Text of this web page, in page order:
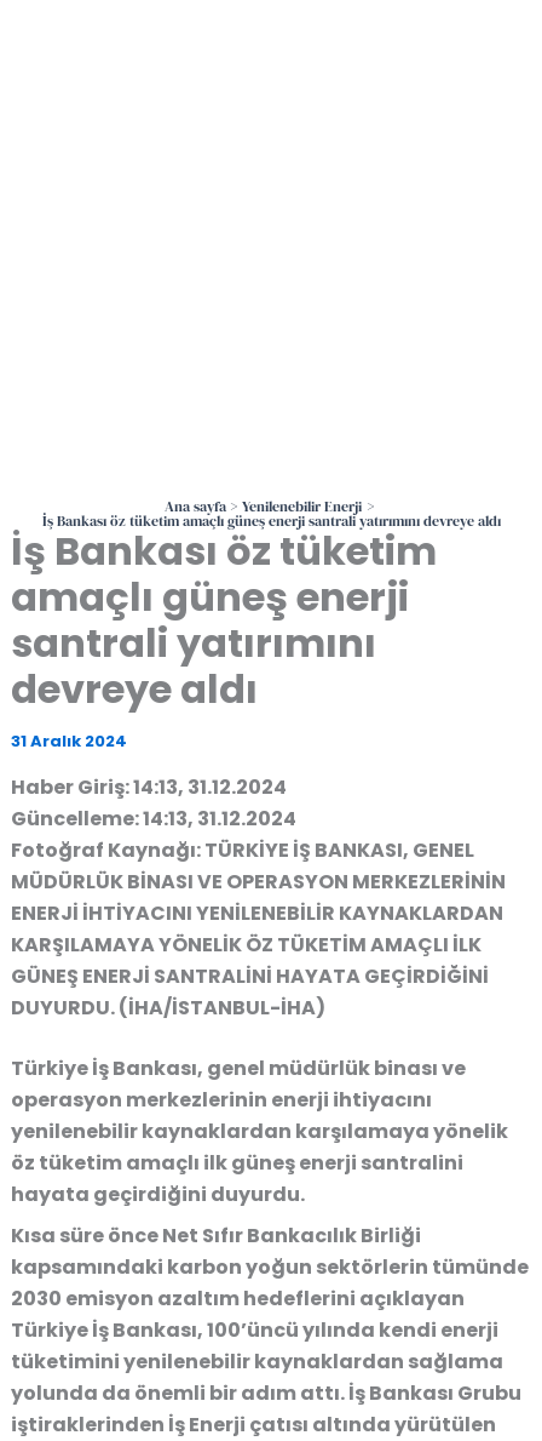
Ana sayfa Yenilenebilir Enerji
İş Bankası öz tüketim amaçlı güneş enerji santrali yatırımını devreye aldı
İş Bankası öz tüketim
amaçlı güneş enerji
santrali yatırımını
devreye aldı
31 Aralık 2024
Haber Giriş: 14:13, 31.12.2024
Güncelleme: 14:13, 31.12.2024
Fotoğraf Kaynağı: TÜRKİYE İŞ BANKASI, GENEL
MÜDÜRLÜK BİNASI VE OPERASYON MERKEZLERİNİN
ENERJİ İHTİYACINI YENİLENEBİLİR KAYNAKLARDAN
KARŞILAMAYA YÖNELİK ÖZ TÜKETİM AMAÇLI İLK
GÜNEŞ ENERJİ SANTRALİNİ HAYATA GEÇİRDİĞİNİ
DUYURDU. (İHA/İSTANBUL-İHA)
Türkiye İş Bankası, genel müdürlük binası ve
operasyon merkezlerinin enerji ihtiyacını
yenilenebilir kaynaklardan karşılamaya yönelik
öz tüketim amaçlı ilk güneş enerji santralini
hayata geçirdiğini duyurdu.
Kısa süre önce Net Sıfır Bankacılık Birliği
kapsamındaki karbon yoğun sektörlerin tümünde
2030 emisyon azaltım hedeflerini açıklayan
Türkiye İş Bankası, 100’üncü yılında kendi enerji
tüketimini yenilenebilir kaynaklardan sağlama
yolunda da önemli bir adım attı. İş Bankası Grubu
iştiraklerinden İş Enerji çatısı altında yürütülen